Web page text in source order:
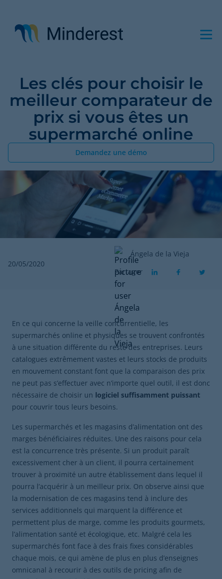
contenu
principal
Les clés pour choisir le
meilleur comparateur de
prix si vous êtes un
supermarché online
Demandez une démo
20/05/2020
Ángela de la Vieja
Partager
En ce qui concerne la veille concurrentielle, les
supermarchés online et physiques se trouvent confrontés
à une situation différente du reste des entreprises. Leurs
catalogues extrêmement vastes et leurs stocks de produits
en mouvement constant font que la comparaison des prix
ne peut pas s’effectuer avec n’importe quel outil, il est donc
nécessaire de choisir un logiciel suffisamment puissant
pour couvrir tous leurs besoins.
Les supermarchés et les magasins d’alimentation ont des
marges bénéficiaires réduites. Une des raisons pour cela
est la concurrence très présente. Si un produit paraît
excessivement cher à un client, il pourra certainement
trouver à proximité un autre établissement dans lequel il
pourra l’acquérir à un meilleur prix. On observe ainsi que
la modernisation de ces magasins tend à inclure des
services additionnels qui marquent la différence et
permettent plus de marge, comme les produits gourmets,
l’alimentation santé et écologique, etc. Malgré cela les
supermarchés font face à des frais fixes considérables
chaque mois, ce qui amène de plus en plus d’enseignes
omnicanal à recourir à des outils de pricing afin de